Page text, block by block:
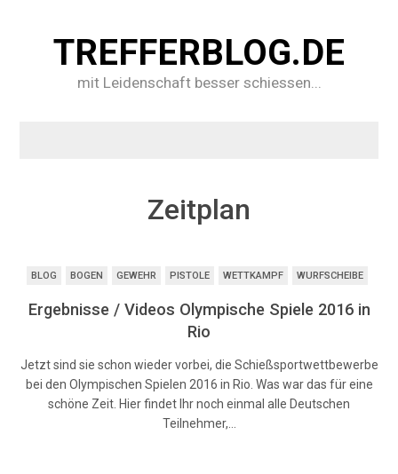
TREFFERBLOG.DE
mit Leidenschaft besser schiessen...
Zeitplan
BLOG BOGEN GEWEHR PISTOLE WETTKAMPF WURFSCHEIBE
Ergebnisse / Videos Olympische Spiele 2016 in
Rio
Jetzt sind sie schon wieder vorbei, die Schießsportwettbewerbe
bei den Olympischen Spielen 2016 in Rio. Was war das für eine
schöne Zeit. Hier findet Ihr noch einmal alle Deutschen
Teilnehmer,…